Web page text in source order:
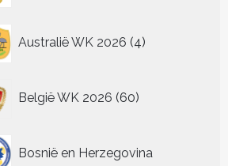
Australië WK 2026 4
producten
België WK 2026 60
producten
Bosnië en Herzegovina